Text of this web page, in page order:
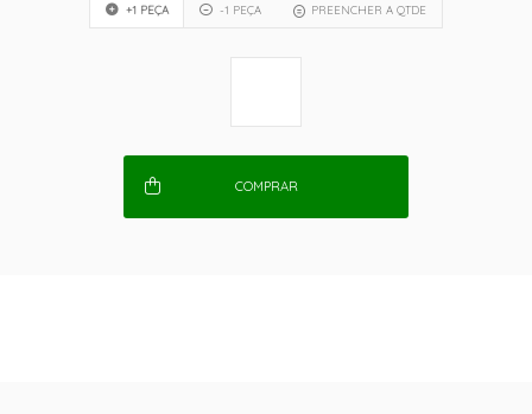
+1 PEÇA -1 PEÇA PREENCHER A QTDE
COMPRAR